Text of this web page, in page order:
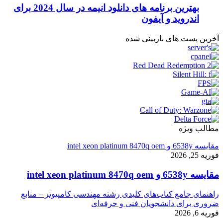
بهترین برنامه های دانلود انیمه در سال 2024 برای
اندروید و آیفون
آخرین پست های بازبینی شده
مطالب ویژه
مقایسه 6538y و intel xeon platinum 8470q oem
فوریه 25, 2026
مقایسه 6538y و intel xeon platinum 8470q oem
راهنمای جامع کتاب‌های کلیدی رشته مهندسی کامپیوتر – منابع
ضروری برای دانشجویان فنی و حرفه‌ای
فوریه 6, 2026